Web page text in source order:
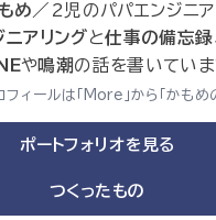
め ／2児のパパエンジニア
アリングと仕事の備忘録
や鳴潮の話を書いていま
ィールは「More」から「かもめ
ポートフォリオを見る
つくったもの